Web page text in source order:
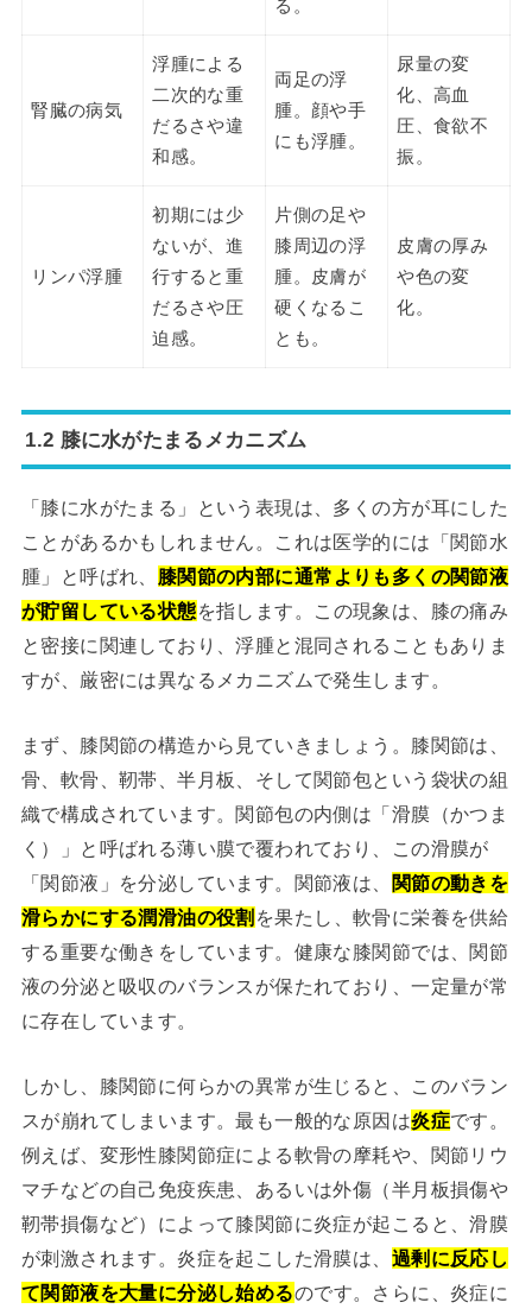
る。
腎臓の病気
浮腫による
二次的な重
だるさや違
和感。
両足の浮
腫。顔や手
にも浮腫。
尿量の変
化、高血
圧、食欲不
振。
リンパ浮腫
初期には少
ないが、進
行すると重
だるさや圧
迫感。
片側の足や
膝周辺の浮
腫。皮膚が
硬くなるこ
とも。
皮膚の厚み
や色の変
化。
1.2 膝に水がたまるメカニズム
「膝に水がたまる」という表現は、多くの方が耳にした
ことがあるかもしれません。これは医学的には「関節水
腫」と呼ばれ、 膝関節の内部に通常よりも多くの関節液
が貯留している状態を指します。この現象は、膝の痛み
と密接に関連しており、浮腫と混同されることもありま
すが、厳密には異なるメカニズムで発生します。
まず、膝関節の構造から見ていきましょう。膝関節は、
骨、軟骨、靭帯、半月板、そして関節包という袋状の組
織で構成されています。関節包の内側は「滑膜（かつま
く）」と呼ばれる薄い膜で覆われており、この滑膜が
「関節液」を分泌しています。関節液は、
関節の動きを
滑らかにする潤滑油の役割 を果たし、軟骨に栄養を供給
する重要な働きをしています。健康な膝関節では、関節
液の分泌と吸収のバランスが保たれており、一定量が常
に存在しています。
しかし、膝関節に何らかの異常が生じると、このバラン
スが崩れてしまいます。最も一般的な原因は炎症です。
例えば、変形性膝関節症による軟骨の摩耗や、関節リウ
マチなどの自己免疫疾患、あるいは外傷（半月板損傷や
靭帯損傷など）によって膝関節に炎症が起こると、滑膜
が刺激されます。炎症を起こした滑膜は、 過剰に反応し
て関節液を大量に分泌し始めるのです。さらに、炎症に